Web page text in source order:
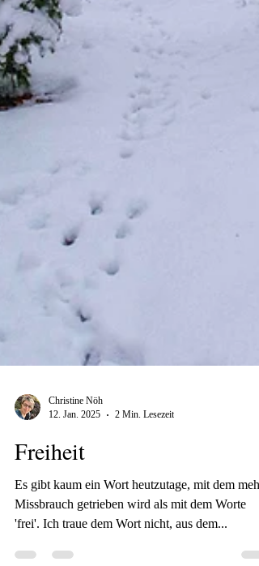
Christine Nöh
12. Jan. 2025
2 Min. Lesezeit
Freiheit
Es gibt kaum ein Wort heutzutage, mit dem mehr